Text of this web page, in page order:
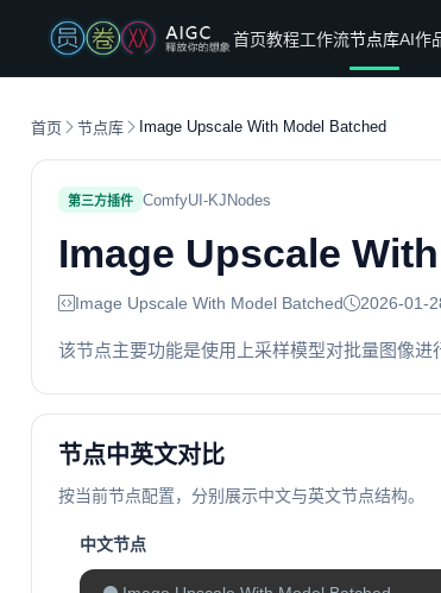
首页教程工作流节点库AI作
首页 节点库 Image Upscale With Model Batched
第三方插件 ComfyUI-KJNodes
Image Upscale
Image Upscale With Model Batched 2026-01-
该节点主要功能是使用上采样模型对批量图像
节点中英文对比
按当前节点配置，分别展示中文与英文节点结构。
中文节点